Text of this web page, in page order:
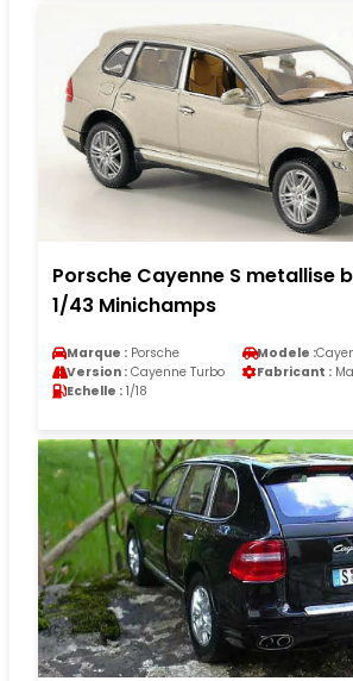
Porsche Cayenne S metallise
1/43 Minichamps
Marque : Porsche Modele :
Version : Cayenne Turbo Fabricant :
Echelle : 1/18